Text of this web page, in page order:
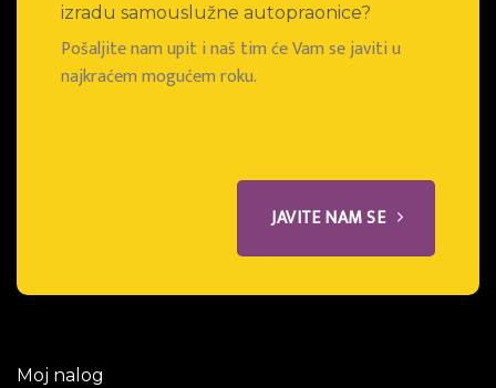
izradu samouslužne autopraonice?
Pošaljite nam upit i naš tim će Vam se javiti u
najkraćem mogućem roku.
JAVITE NAM SE
Moj nalog